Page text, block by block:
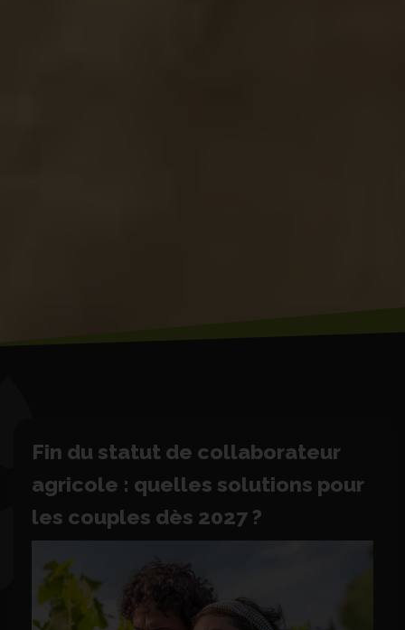
Fin du statut de collaborateur
agricole : quelles solutions pour
les couples dès 2027 ?